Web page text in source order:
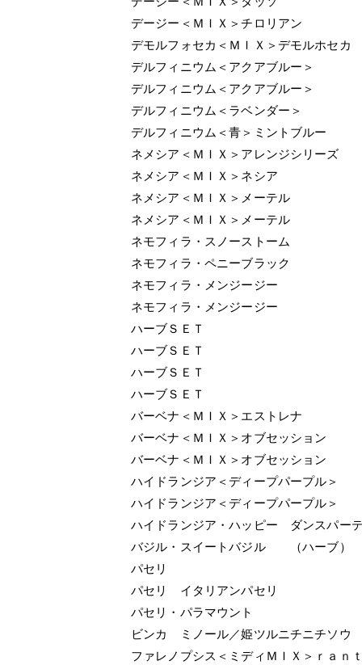
デージー＜ＭＩＸ＞チロリアン
デモルフォセカ＜ＭＩＸ＞デモルホセカ
デルフィニウム＜アクアブルー＞
デルフィニウム＜アクアブルー＞
デルフィニウム＜ラベンダー＞
デルフィニウム＜青＞ミントブルー
ネメシア＜ＭＩＸ＞アレンジシリーズ
ネメシア＜ＭＩＸ＞ネシア
ネメシア＜ＭＩＸ＞メーテル
ネメシア＜ＭＩＸ＞メーテル
ネモフィラ・スノーストーム
ネモフィラ・ペニーブラック
ネモフィラ・メンジージー
ネモフィラ・メンジージー
ハーブＳＥＴ
ハーブＳＥＴ
ハーブＳＥＴ
ハーブＳＥＴ
バーベナ＜ＭＩＸ＞エストレナ
バーベナ＜ＭＩＸ＞オブセッション
バーベナ＜ＭＩＸ＞オブセッション
ハイドランジア＜ディープパープル＞
ハイドランジア＜ディープパープル＞
ハイドランジア・ハッピー ダンスパー
バジル・スイートバジル （ハーブ）
パセリ
パセリ イタリアンパセリ
パセリ・パラマウント
ビンカ ミノール／姫ツルニチニチソウ
ファレノプシス＜ミディＭＩＸ＞ｒａｎ